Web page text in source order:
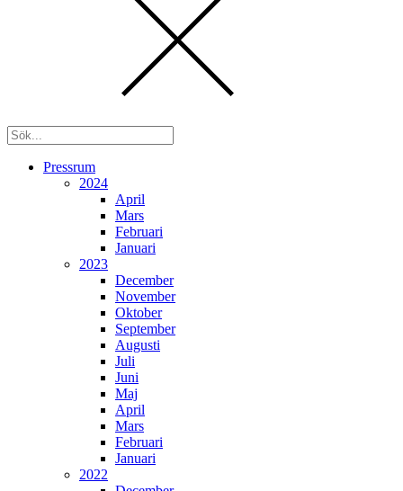
Pressrum
2024
April
Mars
Februari
Januari
2023
December
November
Oktober
September
Augusti
Juli
Juni
Maj
April
Mars
Februari
Januari
2022